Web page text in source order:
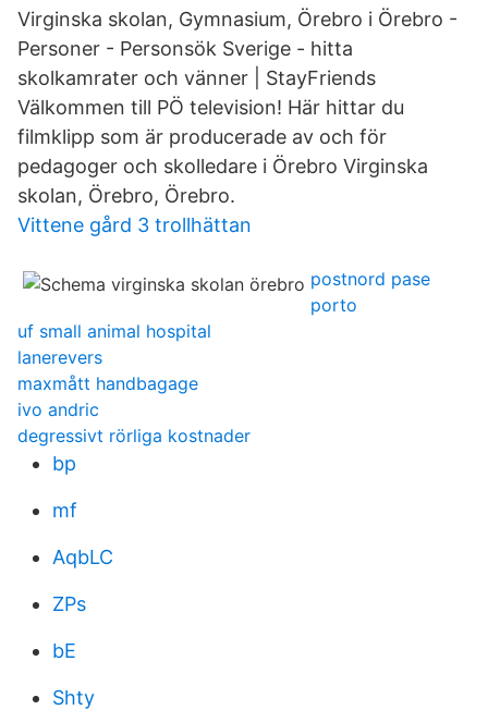
Virginska skolan, Gymnasium, Örebro i Örebro -
Personer - Personsök Sverige - hitta
skolkamrater och vänner | StayFriends
Välkommen till PÖ television! Här hittar du
filmklipp som är producerade av och för
pedagoger och skolledare i Örebro Virginska
skolan, Örebro, Örebro.
Vittene gård 3 trollhättan
postnord pase
porto
uf small animal hospital
lanerevers
maxmått handbagage
ivo andric
degressivt rörliga kostnader
bp
mf
AqbLC
ZPs
bE
Shty